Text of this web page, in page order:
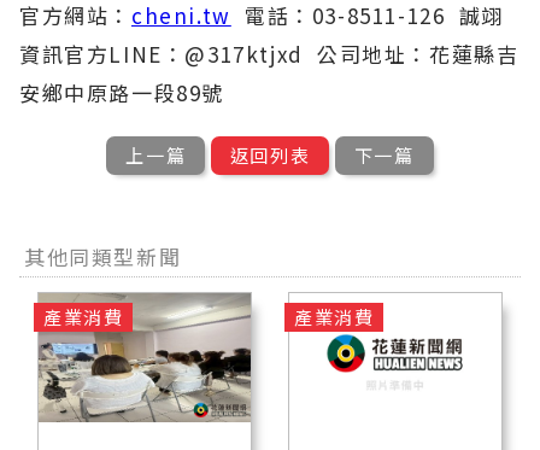
官方網站： cheni.tw 電話：03-8511-126 誠翊
資訊官方LINE：@317ktjxd 公司地址：花蓮縣吉
安鄉中原路一段89號
上一篇 返回列表 下一篇
其他同類型新聞
產業消費 產業消費